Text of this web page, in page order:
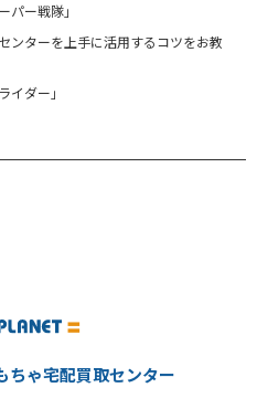
パー戦隊」
ンターを上手に活用するコツをお教
イダー」
ゃ宅配買取センター